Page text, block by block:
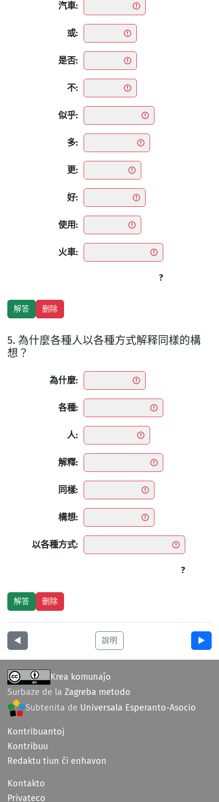
汽車:
或:
是否:
不:
似乎:
多:
更:
好:
使用:
火車:
?
5. 為什麼各種人以各種方式解释同樣的構
想？
為什麼:
各種:
人:
解釋:
同樣:
構想:
以各種方式:
?
◀︎ 說明 ▶︎
Krea komunaĵo
Surbaze de la Zagreba metodo
Subtenita de Universala Esperanto-Asocio
Kontribuantoj
Kontribuu
Redaktu tiun ĉi enhavon
Kontakto
Privateco